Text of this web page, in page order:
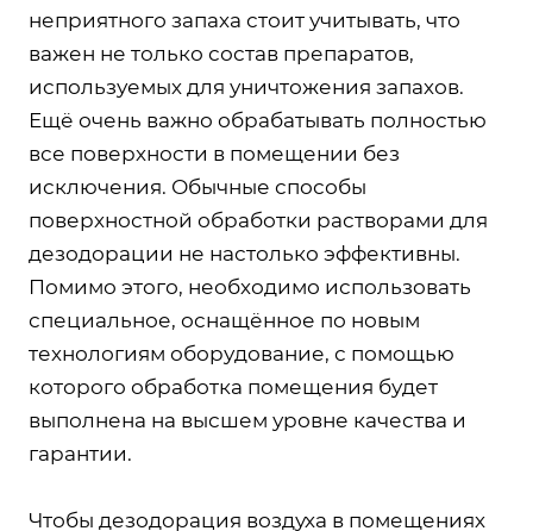
неприятного запаха стоит учитывать, что
важен не только состав препаратов,
используемых для уничтожения запахов.
Ещё очень важно обрабатывать полностью
все поверхности в помещении без
исключения. Обычные способы
поверхностной обработки растворами для
дезодорации не настолько эффективны.
Помимо этого, необходимо использовать
специальное, оснащённое по новым
технологиям оборудование, с помощью
которого обработка помещения будет
выполнена на высшем уровне качества и
гарантии.
Чтобы дезодорация воздуха в помещениях